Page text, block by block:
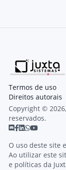
Termos de uso
Direitos autorais
Copyright ©
reservados.
O uso deste site
Ao utilizar este
e políticas da